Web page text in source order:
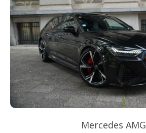
Mercedes AMG